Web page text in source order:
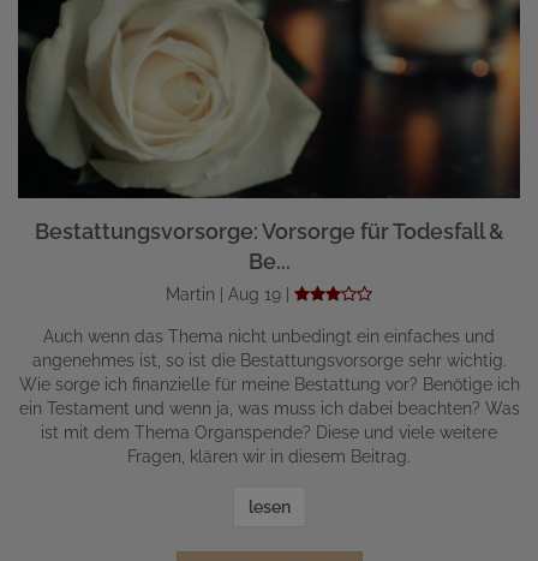
Bestattungsvorsorge: Vorsorge für Todesfall &
Be...
Martin | Aug 19 |
Auch wenn das Thema nicht unbedingt ein einfaches und
angenehmes ist, so ist die Bestattungsvorsorge sehr wichtig.
Wie sorge ich finanzielle für meine Bestattung vor? Benötige ich
ein Testament und wenn ja, was muss ich dabei beachten? Was
ist mit dem Thema Organspende? Diese und viele weitere
Fragen, klären wir in diesem Beitrag.
lesen